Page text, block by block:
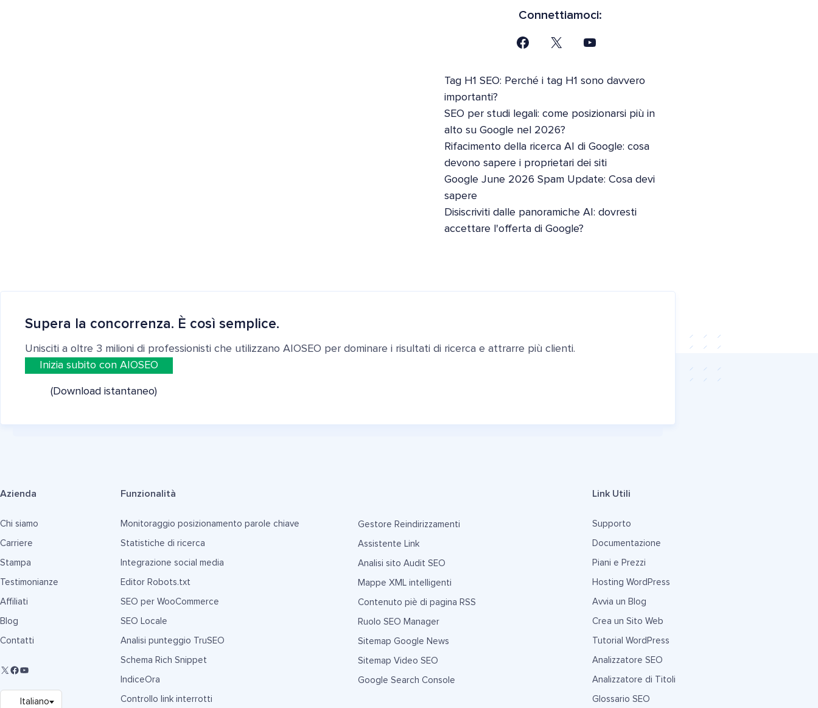
Connettiamoci:
Tag H1 SEO: Perché i tag H1 sono davvero
importanti?
SEO per studi legali: come posizionarsi più in
alto su Google nel 2026?
Rifacimento della ricerca AI di Google: cosa
devono sapere i proprietari dei siti
Google June 2026 Spam Update: Cosa devi
sapere
Disiscriviti dalle panoramiche AI: dovresti
accettare l'offerta di Google?
Supera la concorrenza. È così semplice.
Unisciti a oltre 3 milioni di professionisti che utilizzano AIOSEO per dominare i risultati di ricerca e attrarre più clienti.
Inizia subito con AIOSEO
(Download istantaneo)
Azienda
Chi siamo
Carriere
Stampa
Testimonianze
Affiliati
Blog
Contatti
Funzionalità
Monitoraggio posizionamento parole chiave
Statistiche di ricerca
Integrazione social media
Editor Robots.txt
SEO per WooCommerce
SEO Locale
Analisi punteggio TruSEO
Schema Rich Snippet
IndiceOra
Controllo link interrotti
Gestore Reindirizzamenti
Assistente Link
Analisi sito Audit SEO
Mappe XML intelligenti
Contenuto piè di pagina RSS
Ruolo SEO Manager
Sitemap Google News
Sitemap Video SEO
Google Search Console
Link Utili
Supporto
Documentazione
Piani e Prezzi
Hosting WordPress
Avvia un Blog
Crea un Sito Web
Tutorial WordPress
Analizzatore SEO
Analizzatore di Titoli
Glossario SEO